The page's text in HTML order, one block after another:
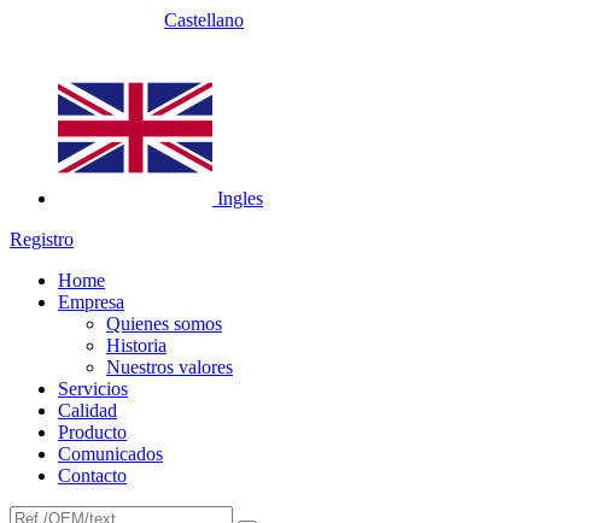
Castellano
Ingles
Registro
Home
Empresa
Quienes somos
Historia
Nuestros valores
Servicios
Calidad
Producto
Comunicados
Contacto